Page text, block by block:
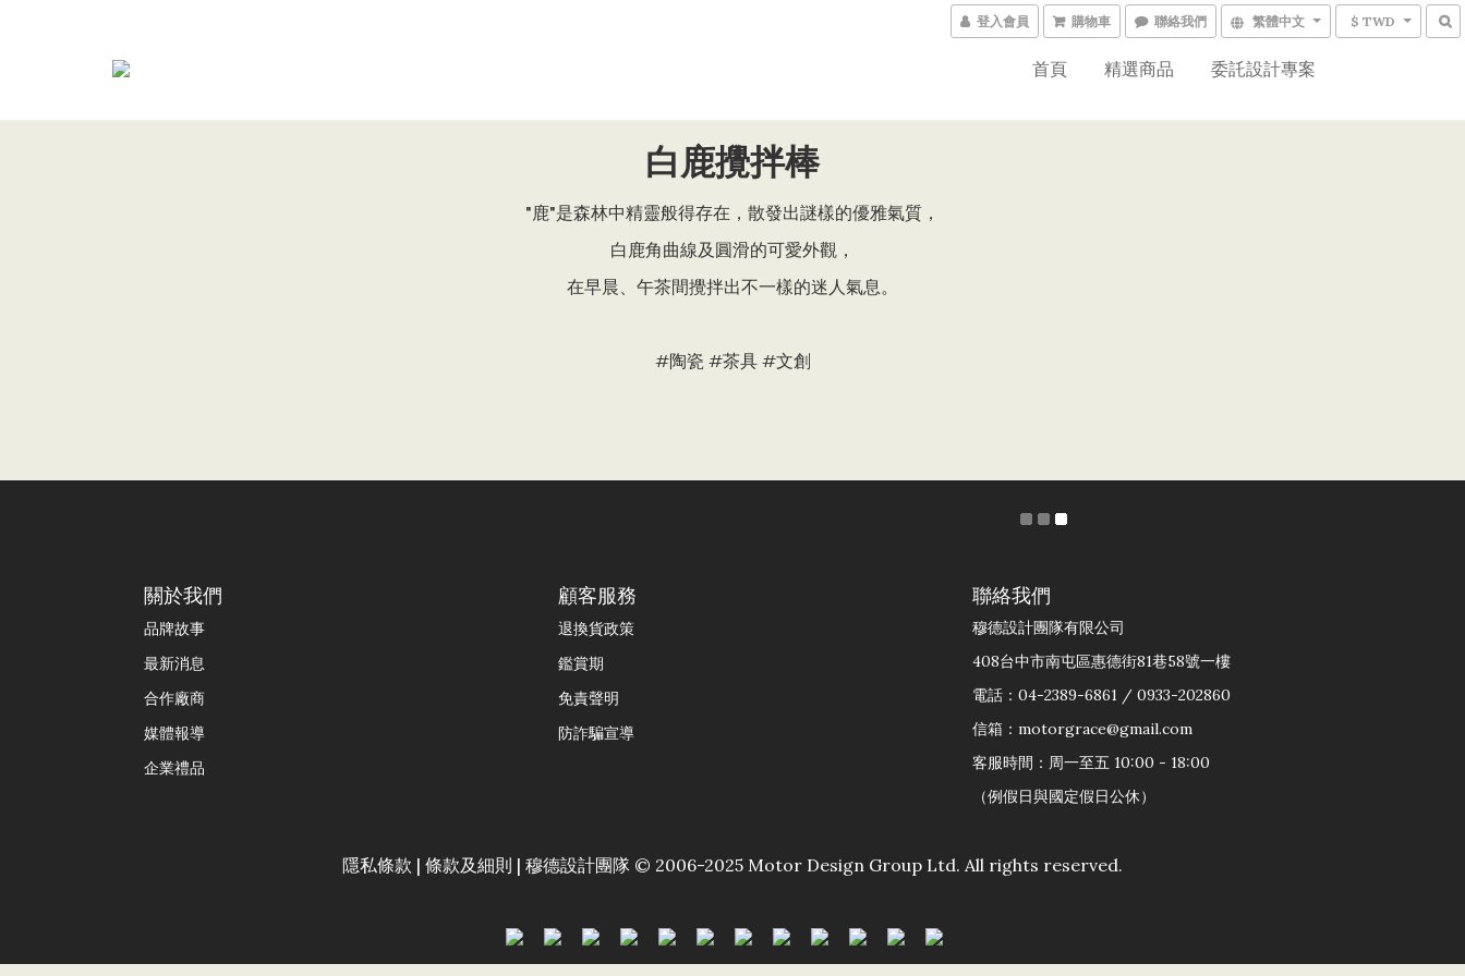
登入會員 購物車 聯絡我們 繁體中文 $ TWD
首頁 精選商品 委託設計專案
白鹿攪拌棒
"鹿"是森林中精靈般得存在，散發出謎樣的優雅氣質，
白鹿角曲線及圓滑的可愛外觀，
在早晨、午茶間攪拌出不一樣的迷人氣息。
#陶瓷 #茶具 #文創
關於我們
品牌故事
最新消息
合作廠商
媒體報導
企業禮品
顧客服務
退換貨政策
鑑賞期
免責聲明
防詐騙宣導
聯絡我們
穆德設計團隊有限公司
408台中市南屯區惠德街81巷58號一樓
電話：04-2389-6861 / 0933-202860
信箱：motorgrace@gmail.com
客服時間：周一至五 10:00 - 18:00
（例假日與國定假日公休）
隱私條款 | 條款及細則 | 穆德設計團隊 © 2006-2025 Motor Design Group Ltd. All rights reserved.